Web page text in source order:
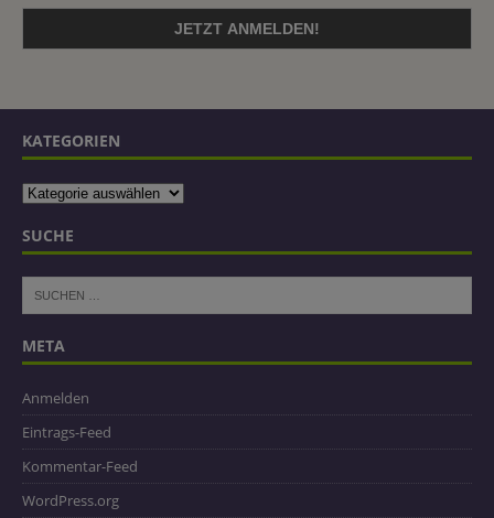
KATEGORIEN
SUCHE
META
Anmelden
Eintrags-Feed
Kommentar-Feed
WordPress.org